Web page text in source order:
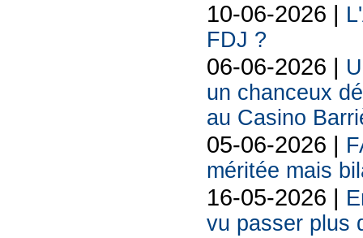
10-06-2026 |
FDJ ?
06-06-2026 |
un chanceux
au Casino
05-06-2026 |
méritée mais
16-05-2026 |
vu passer plus